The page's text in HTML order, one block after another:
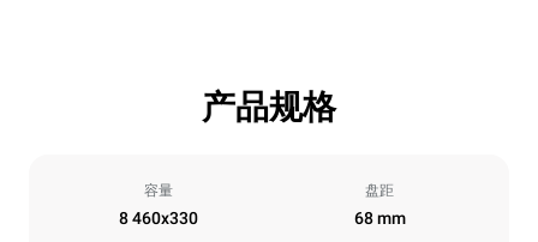
产品规格
容量
8 460x330
盘距
68 mm